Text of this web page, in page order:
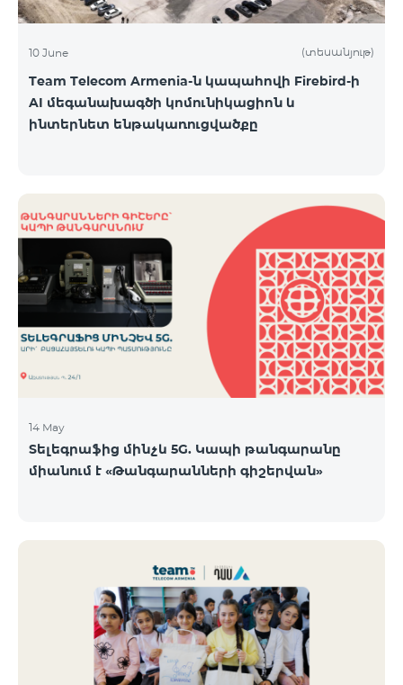
10 June (տեսանյութ)
Team Telecom Armenia-ն կապահովի Firebird-ի
AI մեգանախագծի կոմունիկացիոն և
ինտերնետ ենթակառուցվածքը
14 May
Տելեգրաֆից մինչև 5G. Կապի թանգարանը
միանում է «Թանգարանների գիշերվան»